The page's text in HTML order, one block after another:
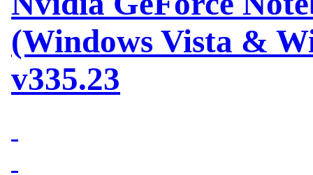
(Windows Vista &
v335.23